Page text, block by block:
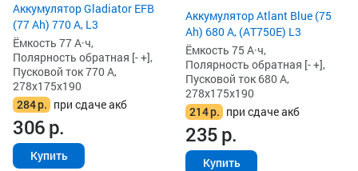
Аккумулятор Gladiator EFB
(77 Ah) 770 А, L3
Ёмкость 77 А·ч,
Полярность обратная [- +],
Пусковой ток 770 А,
278x175x190
284р. при сдаче акб
306р.
Купить
Аккумулятор Atlant Blue (75
Ah) 680 А, (AT750E) L3
Ёмкость 75 А·ч,
Полярность обратная [- +],
Пусковой ток 680 А,
278x175x190
214р. при сдаче акб
235р.
Купить